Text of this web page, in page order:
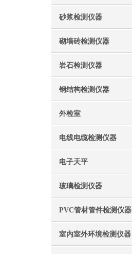
砂浆检测仪器
砌墙砖检测仪器
岩石检测仪器
钢结构检测仪器
外检室
电线电缆检测仪器
电子天平
玻璃检测仪器
PVC管材管件检测仪器
室内室外环境检测仪器